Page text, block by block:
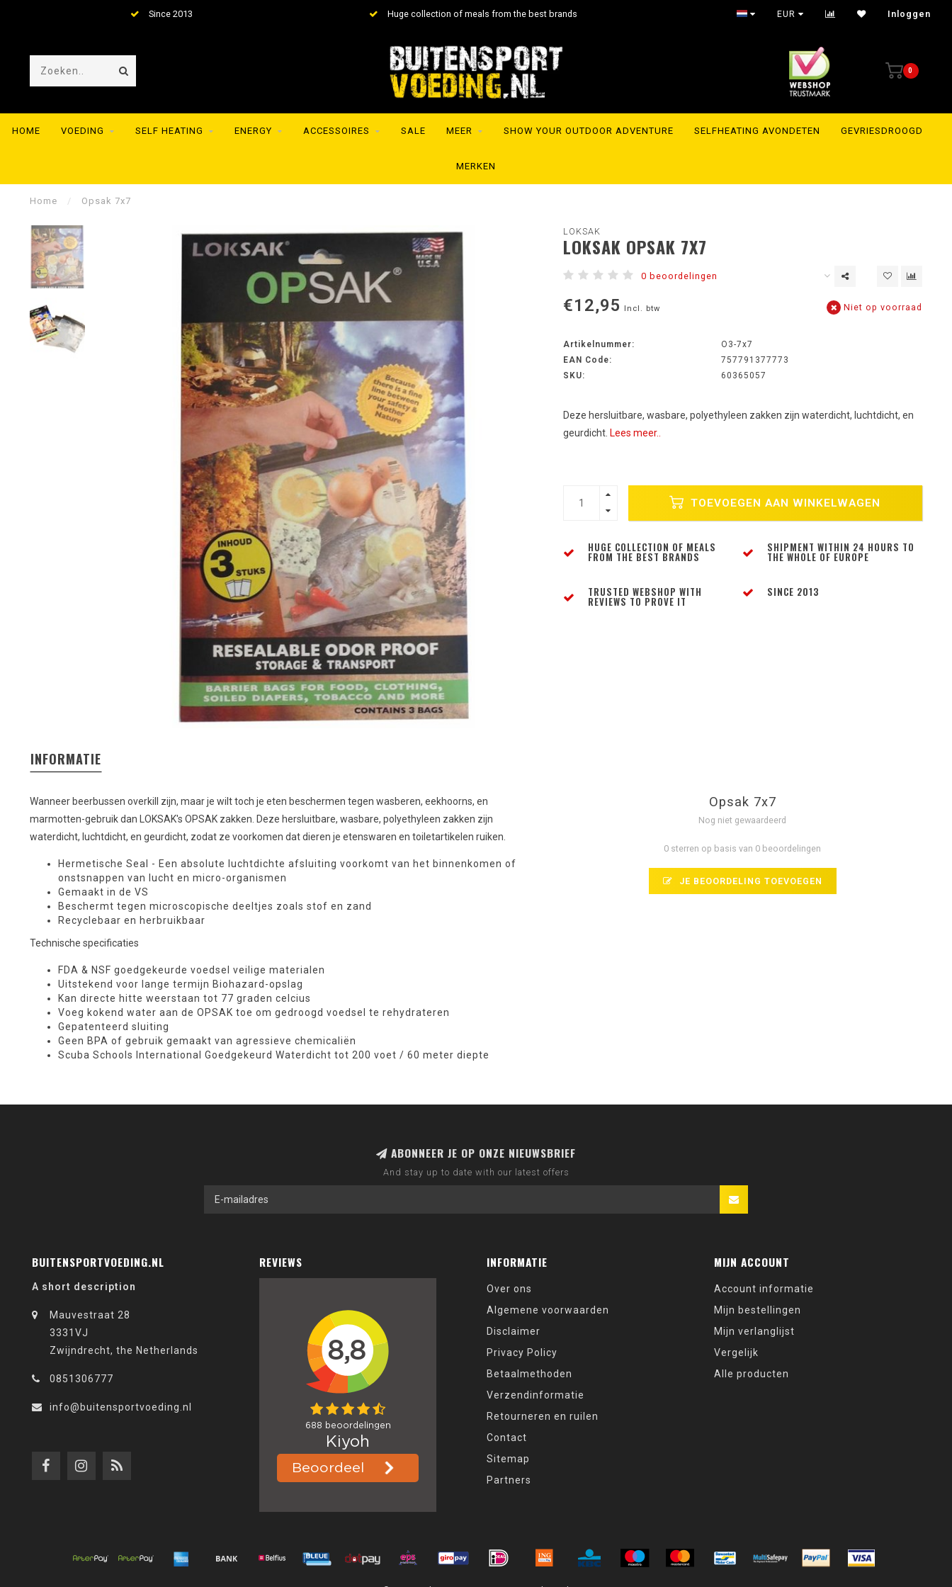
Since 2013 Huge collection of meals from the best brands Shipment within 24 hours to the whole of Europe
EUR Inloggen
0
HOME VOEDING SELF HEATING ENERGY ACCESSOIRES SALE MEER SHOW YOUR OUTDOOR ADVENTURE SELFHEATING AVONDETEN GEVRIESDROOGD
MERKEN
Home / Opsak 7x7
LOKSAK
LOKSAK OPSAK 7X7
0 beoordelingen
€12,95 Incl. btw Niet op voorraad
Artikelnummer:
O3-7x7
EAN Code:
757791377773
SKU:
60365057
Deze hersluitbare, wasbare, polyethyleen zakken zijn waterdicht, luchtdicht, en
geurdicht. Lees meer..
TOEVOEGEN AAN WINKELWAGEN
HUGE COLLECTION OF MEALS
FROM THE BEST BRANDS
SHIPMENT WITHIN 24 HOURS TO
THE WHOLE OF EUROPE
TRUSTED WEBSHOP WITH
REVIEWS TO PROVE IT
SINCE 2013
INFORMATIE
Wanneer beerbussen overkill zijn, maar je wilt toch je eten beschermen tegen wasberen, eekhoorns, en
marmotten-gebruik dan LOKSAK's OPSAK zakken. Deze hersluitbare, wasbare, polyethyleen zakken zijn
waterdicht, luchtdicht, en geurdicht, zodat ze voorkomen dat dieren je etenswaren en toiletartikelen ruiken.
Hermetische Seal - Een absolute luchtdichte afsluiting voorkomt van het binnenkomen of
onstsnappen van lucht en micro-organismen
Gemaakt in de VS
Beschermt tegen microscopische deeltjes zoals stof en zand
Recyclebaar en herbruikbaar
Technische specificaties
FDA & NSF goedgekeurde voedsel veilige materialen
Uitstekend voor lange termijn Biohazard-opslag
Kan directe hitte weerstaan tot 77 graden celcius
Voeg kokend water aan de OPSAK toe om gedroogd voedsel te rehydrateren
Gepatenteerd sluiting
Geen BPA of gebruik gemaakt van agressieve chemicaliën
Scuba Schools International Goedgekeurd Waterdicht tot 200 voet / 60 meter diepte
Opsak 7x7
Nog niet gewaardeerd
0 sterren op basis van 0 beoordelingen
JE BEOORDELING TOEVOEGEN
ABONNEER JE OP ONZE NIEUWSBRIEF
And stay up to date with our latest offers
BUITENSPORTVOEDING.NL
A short description
Mauvestraat 28
3331VJ
Zwijndrecht, the Netherlands
0851306777
info@buitensportvoeding.nl
REVIEWS INFORMATIE
Over ons
Algemene voorwaarden
Disclaimer
Privacy Policy
Betaalmethoden
Verzendinformatie
Retourneren en ruilen
Contact
Sitemap
Partners
MIJN ACCOUNT
Account informatie
Mijn bestellingen
Mijn verlanglijst
Vergelijk
Alle producten